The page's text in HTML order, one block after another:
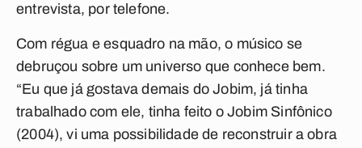
entrevista, por telefone.
Com régua e esquadro na mão, o músico se
debruçou sobre um universo que conhece bem.
“Eu que já gostava demais do Jobim, já tinha
trabalhado com ele, tinha feito o Jobim Sinfônico
(2004), vi uma possibilidade de reconstruir a obra